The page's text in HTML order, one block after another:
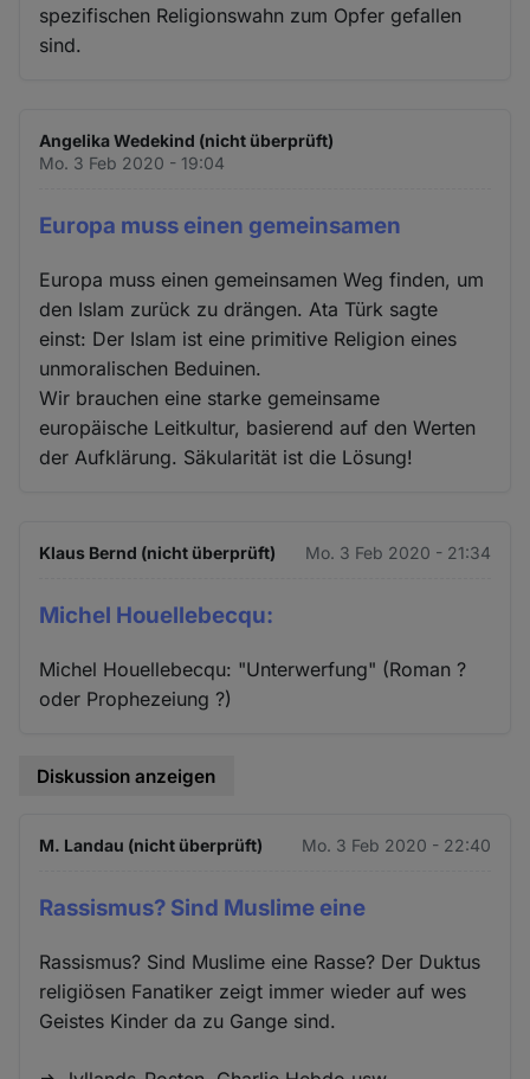
spezifischen Religionswahn zum Opfer gefallen
sind.
Angelika Wedekind (nicht überprüft)
Mo. 3 Feb 2020 - 19:04
Europa muss einen gemeinsamen
Europa muss einen gemeinsamen Weg finden, um
den Islam zurück zu drängen. Ata Türk sagte
einst: Der Islam ist eine primitive Religion eines
unmoralischen Beduinen.
Wir brauchen eine starke gemeinsame
europäische Leitkultur, basierend auf den Werten
der Aufklärung. Säkularität ist die Lösung!
Klaus Bernd (nicht überprüft) Mo. 3 Feb 2020 - 21:34
Michel Houellebecqu:
Michel Houellebecqu: "Unterwerfung" (Roman ?
oder Prophezeiung ?)
Diskussion anzeigen
M. Landau (nicht überprüft) Mo. 3 Feb 2020 - 22:40
Rassismus? Sind Muslime eine
Rassismus? Sind Muslime eine Rasse? Der Duktus
religiösen Fanatiker zeigt immer wieder auf wes
Geistes Kinder da zu Gange sind.